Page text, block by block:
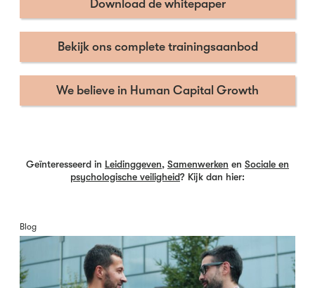
Download de whitepaper
Bekijk ons complete trainingsaanbod
We believe in Human Capital Growth
Geïnteresseerd in Leidinggeven, Samenwerken en Sociale en
psychologische veiligheid? Kijk dan hier:
Blog